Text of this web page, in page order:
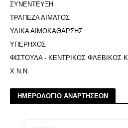
ΣΥΝΕΝΤΕΥΞΗ
ΤΡΑΠΕΖΑ ΑΙΜΑΤΟΣ
ΥΛΙΚΑ ΑΙΜΟΚΑΘΑΡΣΗΣ
ΥΠΕΡΗΧΟΣ
ΦΙΣΤΟΥΛΑ - ΚΕΝΤΡΙΚΟΣ ΦΛΕΒΙΚΟΣ
Χ.Ν.Ν.
ΗΜΕΡΟΛΟΓΙΟ ΑΝΑΡΤΗΣΕΩΝ